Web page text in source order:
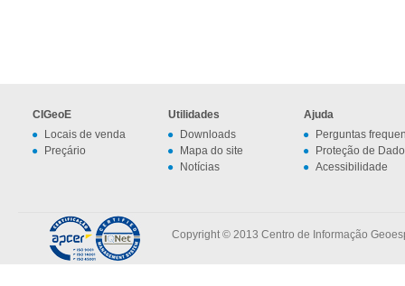
CIGeoE
Locais de venda
Preçário
Utilidades
Downloads
Mapa do site
Notícias
Ajuda
Perguntas
Proteção de
Acessibilidade
Copyright © 2013 Centro de Informação